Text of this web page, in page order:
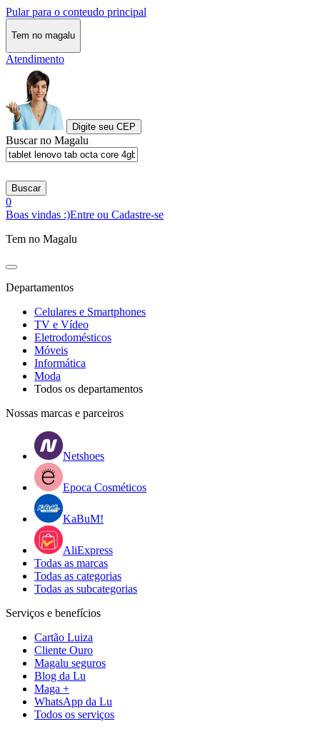
Pular para o conteudo principal
Tem no magalu
Atendimento
Digite seu CEP
Buscar no Magalu
Buscar
0
Boas vindas :)Entre ou Cadastre-se
Tem no Magalu
Departamentos
Celulares e Smartphones
TV e Vídeo
Eletrodomésticos
Móveis
Informática
Moda
Todos os departamentos
Nossas marcas e parceiros
Netshoes
Epoca Cosméticos
KaBuM!
AliExpress
Todas as marcas
Todas as categorias
Todas as subcategorias
Serviços e benefícios
Cartão Luiza
Cliente Ouro
Magalu seguros
Blog da Lu
Maga +
WhatsApp da Lu
Todos os serviços